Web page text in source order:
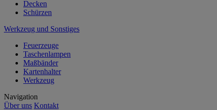
Decken
Schürzen
Werkzeug und Sonstiges
Feuerzeuge
Taschenlampen
Maßbänder
Kartenhalter
Werkzeug
Navigation
Über uns Kontakt